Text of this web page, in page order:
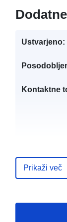
Ustvarjeno:
Kontaktne
Katalogski
Prikaži več